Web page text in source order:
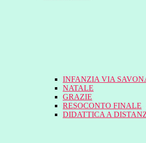
INFANZIA VIA
NATALE
GRAZIE
RESOCONTO FINALE
DIDATTICA A